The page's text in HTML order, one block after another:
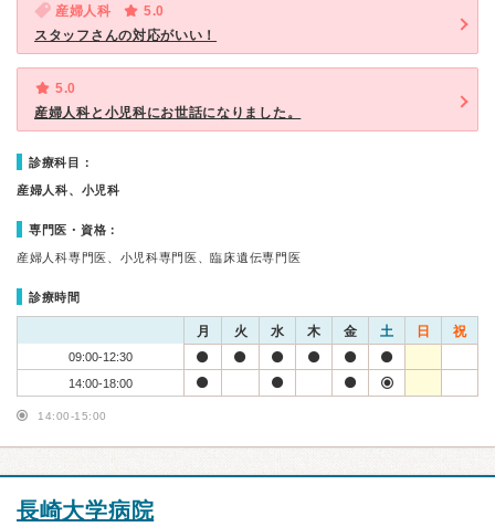
産婦人科
5.0
スタッフさんの対応がいい！
5.0
産婦人科と小児科にお世話になりました。
診療科目：
産婦人科、小児科
専門医・資格：
産婦人科専門医、小児科専門医、臨床遺伝専門医
診療時間
月 火 水 木 金 土 日 祝
09:00-12:30
14:00-18:00
14:00-15:00
長崎大学病院